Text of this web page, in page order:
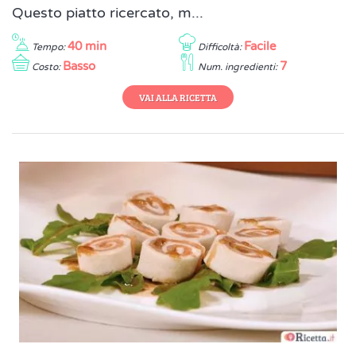
Questo piatto ricercato, m...
Tempo: 40 min Difficoltà: Facile
Costo: Basso Num. ingredienti: 7
VAI ALLA RICETTA